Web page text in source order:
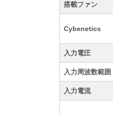
搭載ファン
Cybenetics
入力電圧
入力周波数範囲
入力電流